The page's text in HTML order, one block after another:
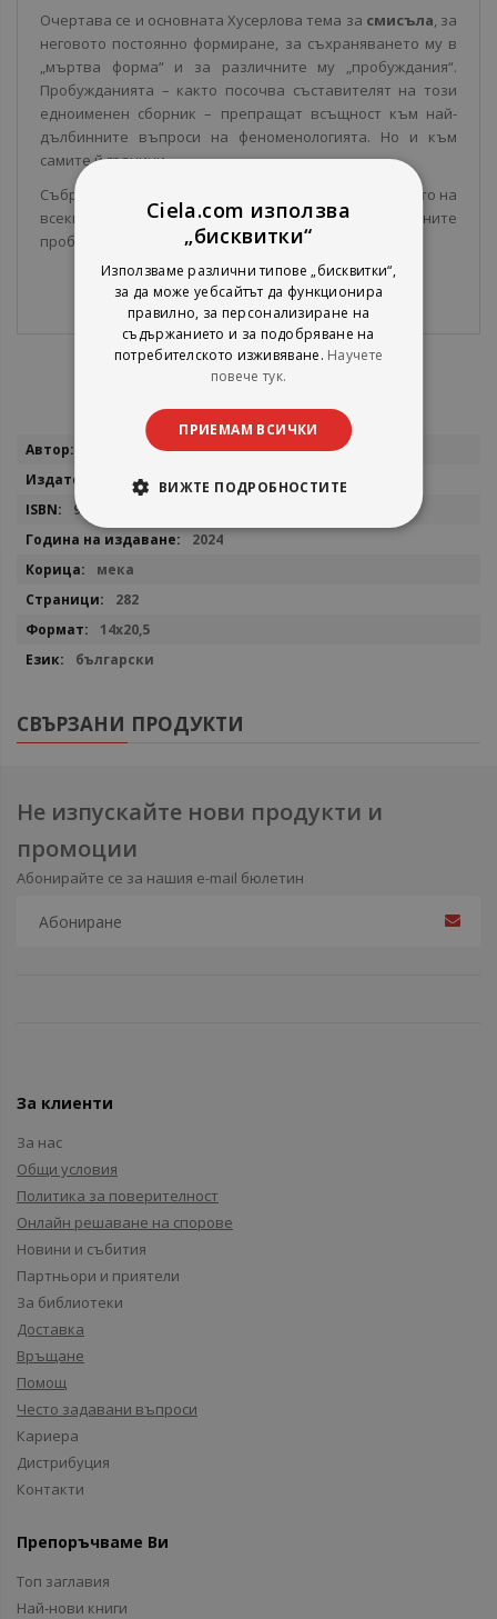
Очертава се и основната Хусерлова тема за смисъла, за
неговото постоянно формиране, за съхраняването му в
„мъртва форма“ и за различните му „пробуждания“.
Пробужданията – както посочва съставителят на този
едноименен сборник – препращат всъщност към най-
дълбинните въпроси на феноменологията. Но и към
самите й граници.
Събраните тук текстове биха провокирали мисленето на
всеки, който се интересува от фундаменталните
проблеми на хуманитаристиката.
Повече
Едмунд Хусерл
Критика и хуманизъм
9789545872655
2024
мека
282
14x20,5
български
СВЪРЗАНИ ПРОДУКТИ
Не изпускайте нови продукти и
промоции
Абонирайте се за нашия e-mail бюлетин
За клиенти
За нас
Общи условия
Политика за поверителност
Онлайн решаване на спорове
Новини и събития
Партньори и приятели
За библиотеки
Доставка
Връщане
Помощ
Често задавани въпроси
Кариера
Дистрибуция
Контакти
Препоръчваме Ви
Топ заглавия
Най-нови книги
Ciela.com използва
„бисквитки“
Използваме различни типове „бисквитки“,
за да може уебсайтът да функционира
правилно, за персонализиране на
съдържанието и за подобряване на
потребителското изживяване. Научете
повече тук.
ПРИЕМАМ ВСИЧКИ
ВИЖТЕ ПОДРОБНОСТИТЕ